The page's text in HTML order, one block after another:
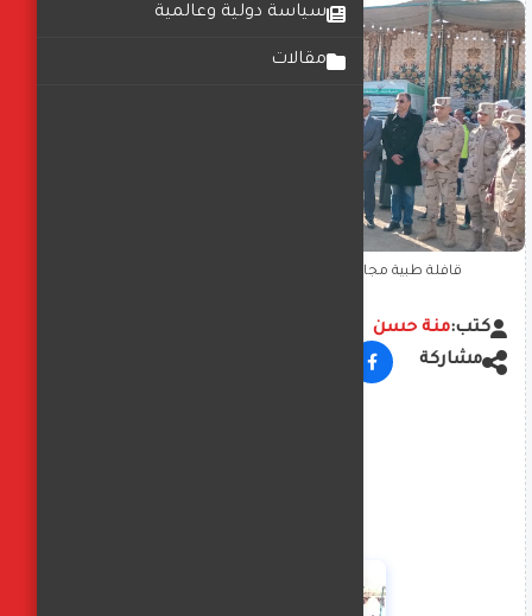
سياسة دولية وعالمية
مقالات
قافلة طبية مجانية تخدم 5350 مواطنًا بمركز بني مزار
كتب:منة حسن
مشاركة